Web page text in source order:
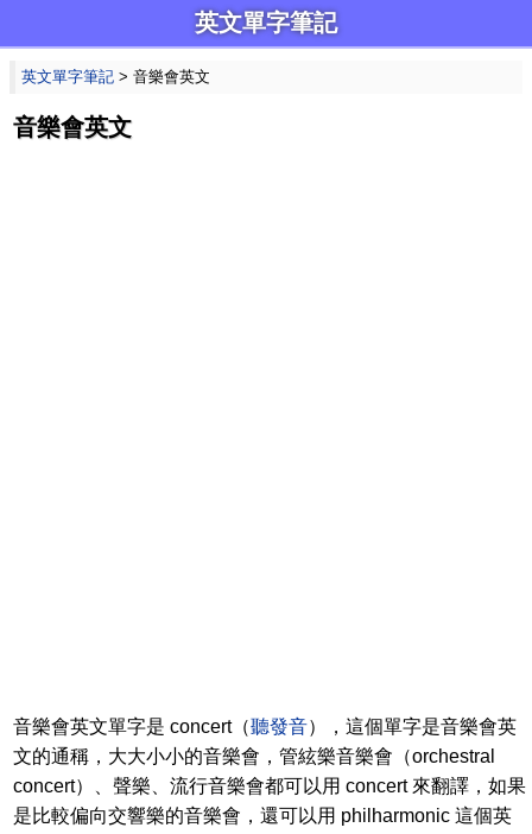
英文單字筆記
英文單字筆記 > 音樂會英文
音樂會英文
音樂會英文單字是 concert（聽發音），這個單字是音樂會英
文的通稱，大大小小的音樂會，管絃樂音樂會（orchestral
concert）、聲樂、流行音樂會都可以用 concert 來翻譯，如果
是比較偏向交響樂的音樂會，還可以用 philharmonic 這個英